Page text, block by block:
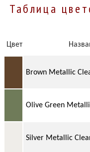
Таблица
Цвет
Brown Metallic
Olive Green
Silver Metallic